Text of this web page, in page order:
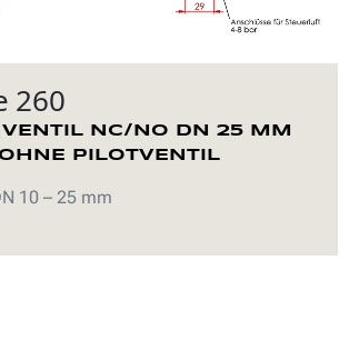
260
NC/NO DN 25 MM
PILOTVENTIL
10 – 25 mm